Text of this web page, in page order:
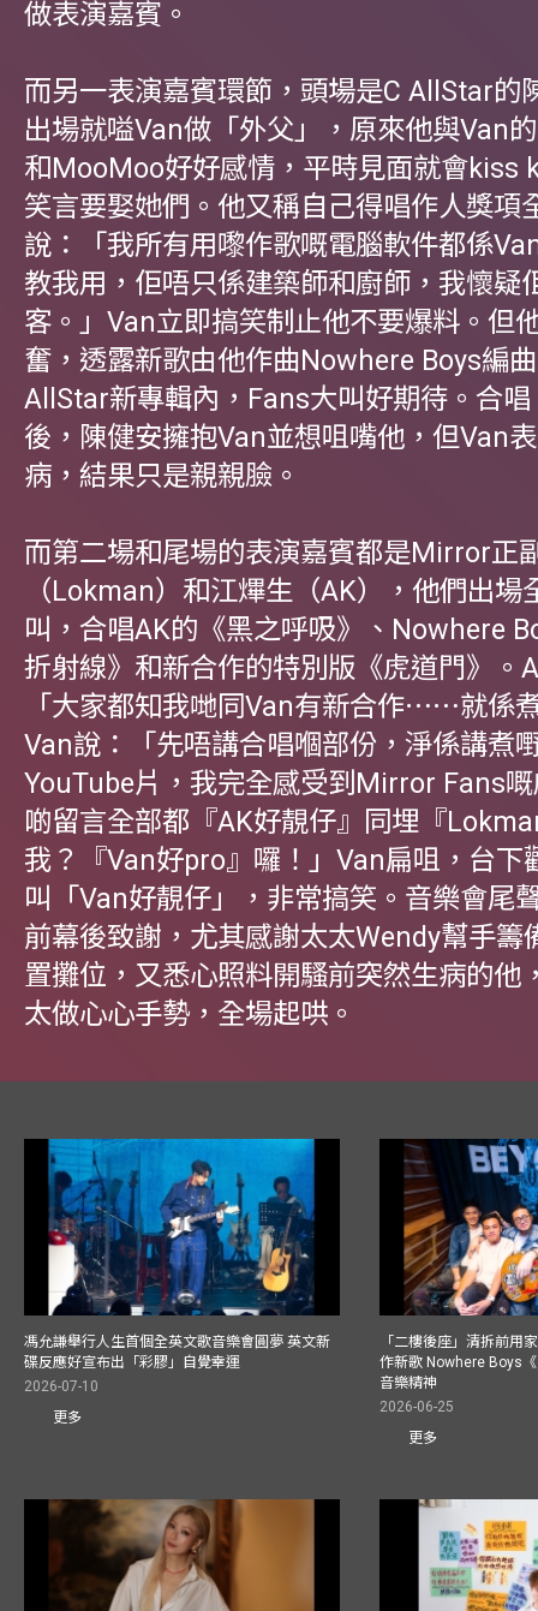
做表演嘉賓。
而另一表演嘉賓環節，頭場是C AllStar的
出場就嗌Van做「外父」，原來他與Van
和MooMoo好好感情，平時見面就會kiss
笑言要娶她們。他又稱自己得唱作人獎項
說：「我所有用嚟作歌嘅電腦軟件都係
教我用，佢唔只係建築師和廚師，我懷疑
客。」Van立即搞笑制止他不要爆料。但
奮，透露新歌由他作曲Nowhere Boys編
AllStar新專輯內，Fans大叫好期待。合
後，陳健安擁抱Van並想咀嘴他，但Van
病，結果只是親親臉。
而第二場和尾場的表演嘉賓都是Mirror正
（Lokman）和江熚生（AK），他們出場
叫，合唱AK的《黑之呼吸》、Nowhere
折射線》和新合作的特別版《虎道門》。
「大家都知我哋同Van有新合作⋯⋯就係
Van說：「先唔講合唱嗰部份，淨係講煮
YouTube片，我完全感受到Mirror Fans
啲留言全部都『AK好靚仔』同埋『
我？『Van好pro』囉！」Van扁咀，台下
叫「Van好靚仔」，非常搞笑。音樂會尾
前幕後致謝，尤其感謝太太Wendy幫手籌
置攤位，又悉心照料開騷前突然生病的他
太做心心手勢，全場起哄。
馮允謙舉行人生首個全英文歌音樂會圓夢 英文新
碟反應好宣布出「彩膠」自覺幸運
2026-07-10
更多
「二樓後座」清拆前用
作新歌 Nowhere Boys
音樂精神
2026-06-25
更多